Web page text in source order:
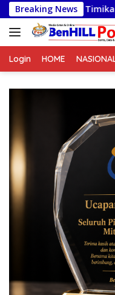
Langsung
ke
konten
Breaking News
Sambut HUT
Login HOME